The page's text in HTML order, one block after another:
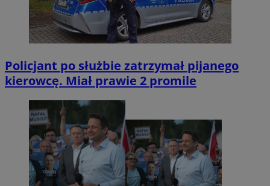
Policjant po służbie zatrzymał pijanego
kierowcę. Miał prawie 2 promile